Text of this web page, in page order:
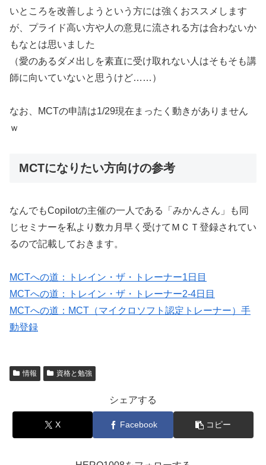
いところを改善しようという方には強くおススメします
が、プライド高い方や人の意見に流される方は合わないか
もなとは思いました
（愛のあるダメ出しを素直に受け取れない人はそもそも講
師に向いていないと思うけど……）
なお、MCTの申請は1/29現在まったく動きがありません
ｗ
MCTになりたい方向けの参考
なんでもCopilotの主催の一人である「みかんさん」も同
じセミナーを私より数カ月早く受けてＭＣＴ登録されてい
るので記載しておきます。
MCTへの道：トレイン・ザ・トレーナー1日目
MCTへの道：トレイン・ザ・トレーナー2-4日目
MCTへの道：MCT（マイクロソフト認定トレーナー）手
動登録
情報 資格と勉強
シェアする
X Facebook コピー